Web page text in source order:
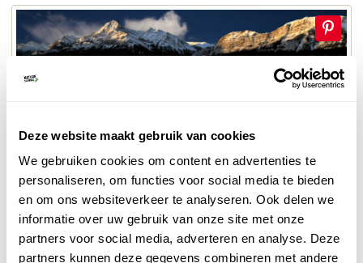
Deze website maakt gebruik van cookies
We gebruiken cookies om content en advertenties te
personaliseren, om functies voor social media te bieden
en om ons websiteverkeer te analyseren. Ook delen we
informatie over uw gebruik van onze site met onze
partners voor social media, adverteren en analyse. Deze
partners kunnen deze gegevens combineren met andere
Abraham Lake